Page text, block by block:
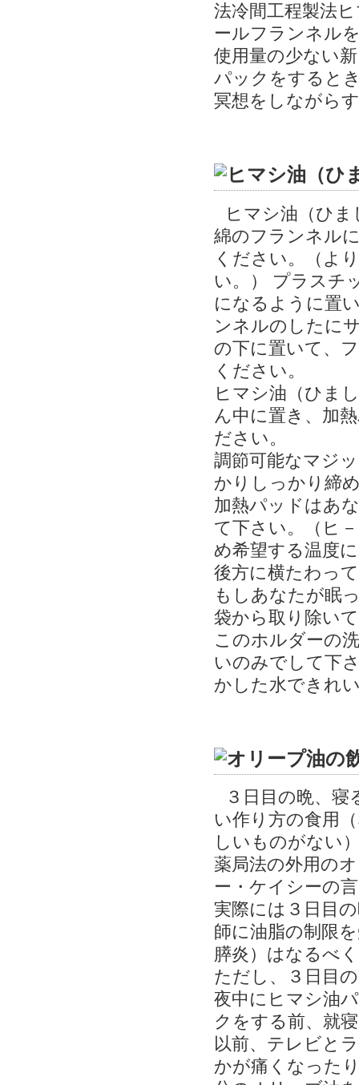
法冷間工程製法
ールフランネル
使用量の少ない
パックをすると
冥想をしながら
ヒマシ油（ひ
綿のフランネル
ください。（よ
い。） プラスチ
になるように置
ンネルのしたに
の下に置いて、
ください。
ヒマシ油（ひま
ん中に置き、加
ださい。
調節可能なマジ
かりしっかり締
加熱パッドはあ
て下さい。（ヒ
め希望する温度
後方に横たわっ
もしあなたが眠
袋から取り除い
このホルダーの
いのみでして下
かした水できれ
３日目の晩、
い作り方の食用
しいものがない
薬局法の外用の
ー・ケイシーの
実際には３日目
師に油脂の制限
膵炎）はなるべ
ただし、３日目
夜中にヒマシ油
クをする前、就
以前、テレビと
かが痛くなった